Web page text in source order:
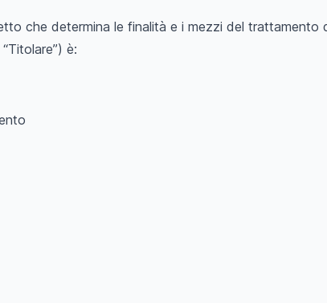
che determina le finalità e i mezzi del trattamento
è: